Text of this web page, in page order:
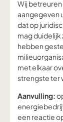
Wij
aangegeven
dat op
mag duidelijk
hebben
met elkaar
strengste ter
Aanvulling:
een reactie